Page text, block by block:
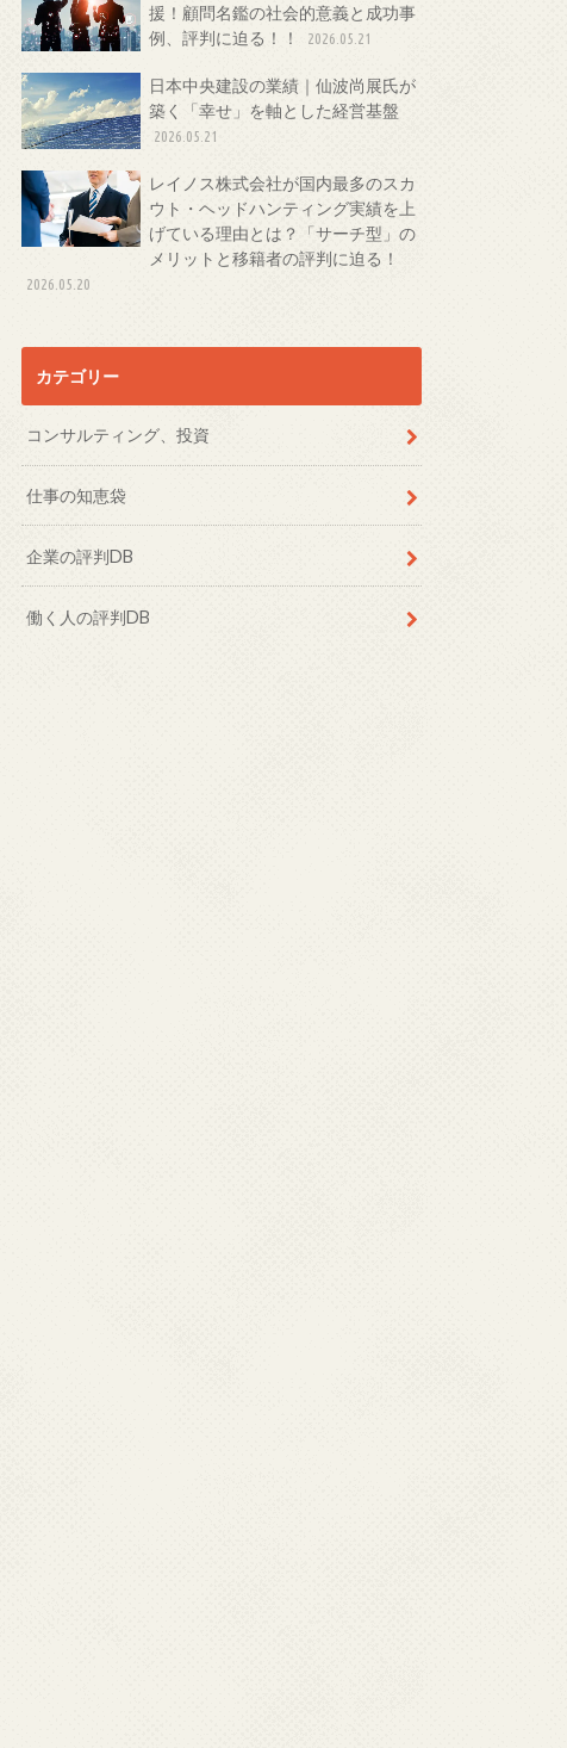
援！顧問名鑑の社会的意義と成功事
例、評判に迫る！！
2026.05.21
日本中央建設の業績｜仙波尚展氏が
築く「幸せ」を軸とした経営基盤
2026.05.21
レイノス株式会社が国内最多のスカ
ウト・ヘッドハンティング実績を上
げている理由とは？「サーチ型」の
メリットと移籍者の評判に迫る！
2026.05.20
カテゴリー
コンサルティング、投資
仕事の知恵袋
企業の評判DB
働く人の評判DB